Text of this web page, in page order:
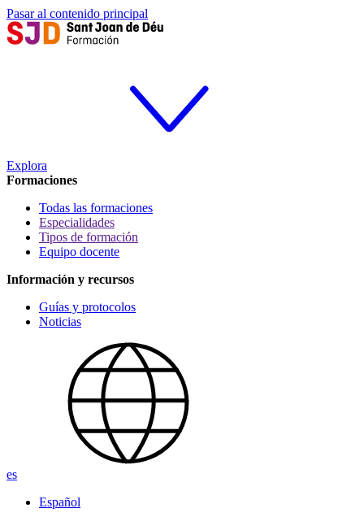
Pasar al contenido principal
Explora
Formaciones
Todas las formaciones
Especialidades
Tipos de formación
Equipo docente
Información y recursos
Guías y protocolos
Noticias
es
Español